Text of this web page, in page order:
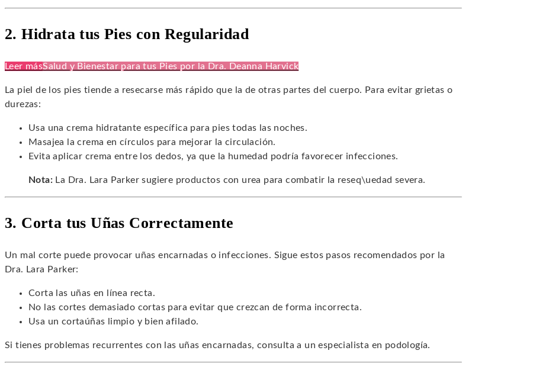
2. Hidrata tus Pies con Regularidad
Leer másSalud y Bienestar para tus Pies por la Dra. Deanna Harvick
La piel de los pies tiende a resecarse más rápido que la de otras partes del cuerpo. Para evitar grietas o
durezas:
Usa una crema hidratante específica para pies todas las noches.
Masajea la crema en círculos para mejorar la circulación.
Evita aplicar crema entre los dedos, ya que la humedad podría favorecer infecciones.
Nota: La Dra. Lara Parker sugiere productos con urea para combatir la reseq\uedad severa.
3. Corta tus Uñas Correctamente
Un mal corte puede provocar uñas encarnadas o infecciones. Sigue estos pasos recomendados por la
Dra. Lara Parker:
Corta las uñas en línea recta.
No las cortes demasiado cortas para evitar que crezcan de forma incorrecta.
Usa un cortaúñas limpio y bien afilado.
Si tienes problemas recurrentes con las uñas encarnadas, consulta a un especialista en podología.